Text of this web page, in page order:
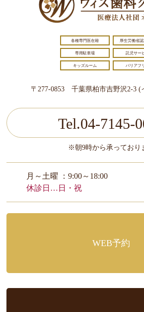
各種専門医在籍 厚生労働省
専用駐車場 託児サー
キッズルーム バリアフ
〒277-0853 千葉県柏市吉野沢2-3 (
Tel.04-7145-
※朝9時から承っており
月～土曜 ：9:00～18:00
休診日…日・祝
WEB予約